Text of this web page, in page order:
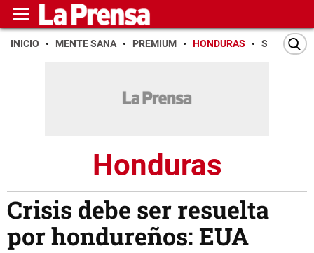
INICIO MENTE SANA PREMIUM HONDURAS SAN PEDRO
Honduras
Crisis debe ser resuelta
por hondureños: EUA